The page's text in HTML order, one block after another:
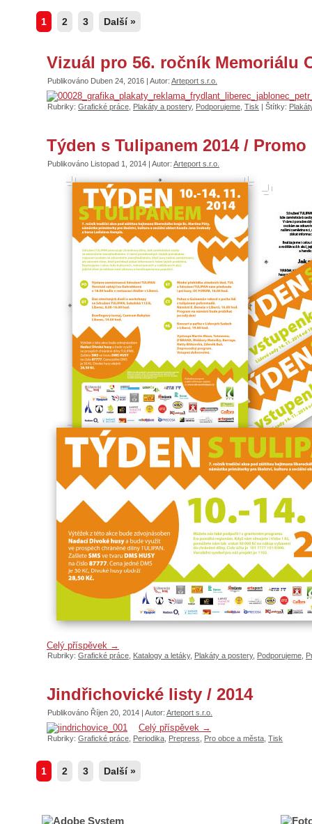
1 2 3 Další »
Vizuál pro 56. ročník Memoriálu
Publikováno Duben 24, 2016 | Autor: Arteport s.r.o.
Rubriky: Grafické práce Plakáty a postery, Podporujeme Tisk | Štítky:
Týden s Tulipanem 2014 /
Publikováno Listopad 1, 2014 | Autor: Arteport s.r.o.
Celý příspěvek →
Rubriky: Grafické práce Katalogy a letáky, Plakáty a postery, Podporujeme
Jindřichovické listy / 2014
Publikováno Říjen 20, 2014 | Autor: Arteport s.r.o.
Celý příspěvek →
Rubriky: Grafické práce Periodika Prepress Pro obce a města Tisk
1 2 3 Další »